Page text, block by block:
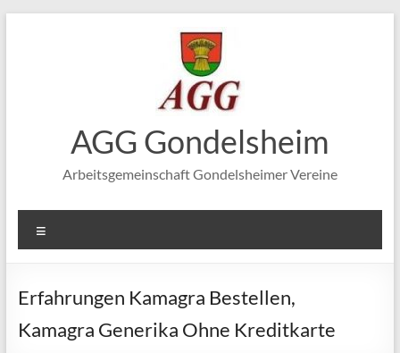
AGG Gondelsheim
Arbeitsgemeinschaft Gondelsheimer Vereine
Erfahrungen Kamagra Bestellen,
Kamagra Generika Ohne Kreditkarte